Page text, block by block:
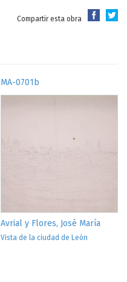
Compartir esta obra
MA-0701b
Avrial y Flores, José María
Vista de la ciudad de León